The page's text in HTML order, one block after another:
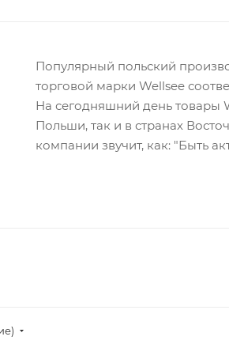
Популярный польский
торговой марки Wellsee
На сегодняшний день товары
Польши, так и в странах
компании звучит, как: "Быть